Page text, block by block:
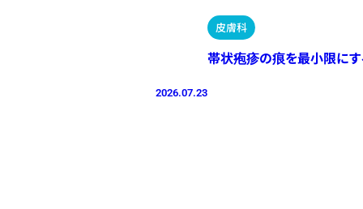
2026.07.23
皮膚科
帯状疱疹の痕を最小限にす